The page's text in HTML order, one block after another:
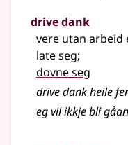
drive dank
vere utan arbeid
late seg;
dovne seg
drive dank heile
eg vil ikkje bli